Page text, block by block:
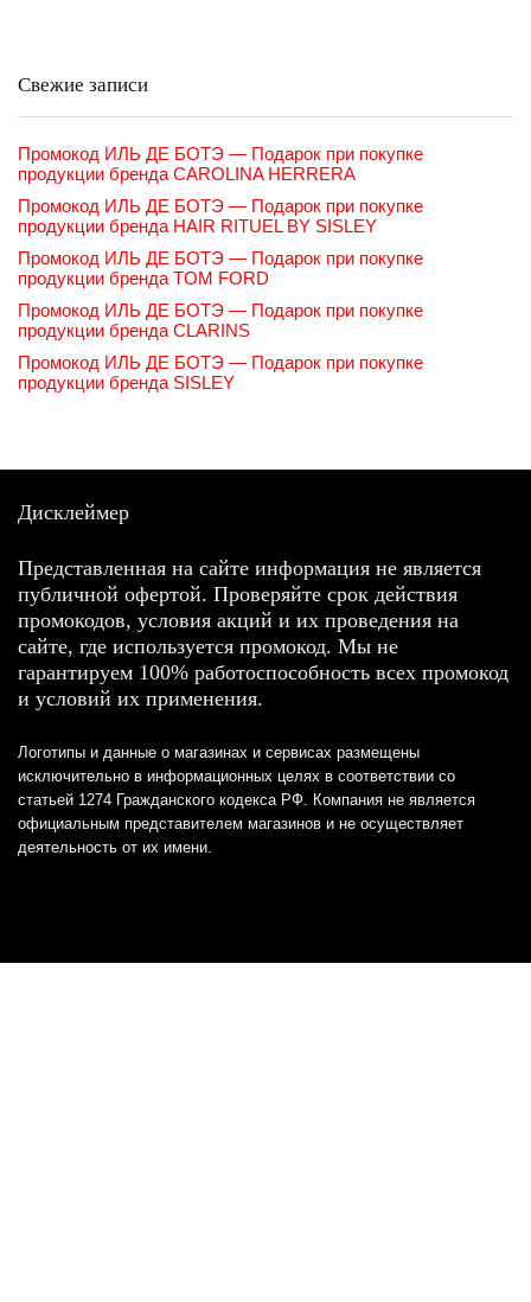
Свежие записи
Промокод ИЛЬ ДЕ БОТЭ — Подарок при покупке
продукции бренда CAROLINA HERRERA
Промокод ИЛЬ ДЕ БОТЭ — Подарок при покупке
продукции бренда HAIR RITUEL BY SISLEY
Промокод ИЛЬ ДЕ БОТЭ — Подарок при покупке
продукции бренда TOM FORD
Промокод ИЛЬ ДЕ БОТЭ — Подарок при покупке
продукции бренда CLARINS
Промокод ИЛЬ ДЕ БОТЭ — Подарок при покупке
продукции бренда SISLEY
Дисклеймер
Представленная на сайте информация не является
публичной офертой. Проверяйте срок действия
промокодов, условия акций и их проведения на
сайте, где используется промокод. Мы не
гарантируем 100% работоспособность всех промокод
и условий их применения.
Логотипы и данные о магазинах и сервисах размещены
исключительно в информационных целях в соответствии со
статьей 1274 Гражданского кодекса РФ. Компания не является
официальным представителем магазинов и не осуществляет
деятельность от их имени.